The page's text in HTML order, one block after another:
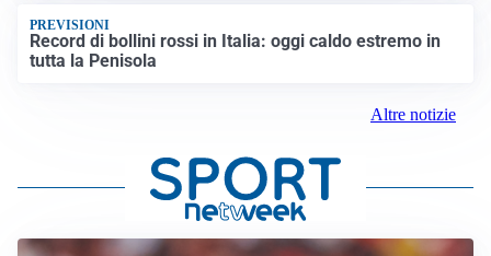
PREVISIONI
Record di bollini rossi in Italia: oggi caldo estremo in
tutta la Penisola
Altre notizie